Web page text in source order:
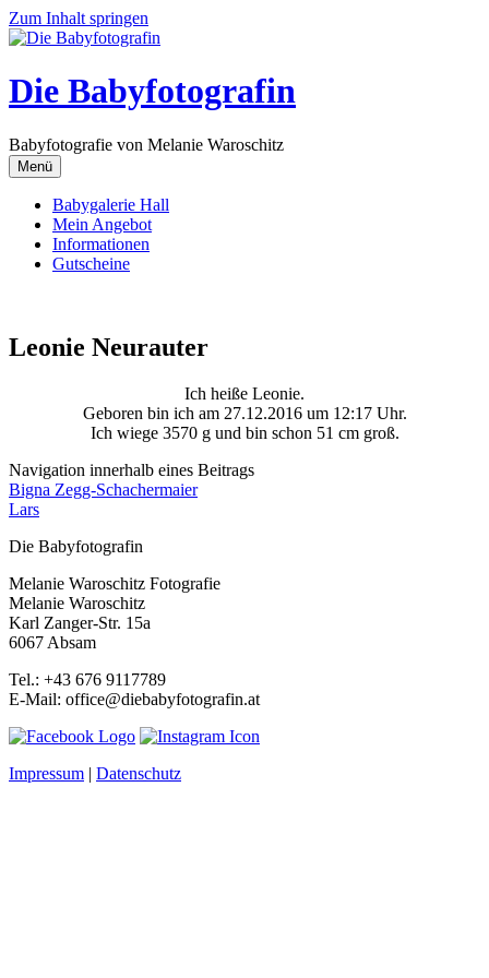
Zum Inhalt springen
Die Babyfotografin
Babyfotografie von Melanie Waroschitz
Menü
Babygalerie Hall
Mein Angebot
Informationen
Gutscheine
Leonie Neurauter
Ich heiße Leonie.
Geboren bin ich am 27.12.2016 um 12:17 Uhr.
Ich wiege 3570 g und bin schon 51 cm groß.
Navigation innerhalb eines Beitrags
Bigna Zegg-Schachermaier
Lars
Die Babyfotografin
Melanie Waroschitz Fotografie
Melanie Waroschitz
Karl Zanger-Str. 15a
6067 Absam
Tel.: +43 676 9117789
E-Mail: office@diebabyfotografin.at
Impressum | Datenschutz